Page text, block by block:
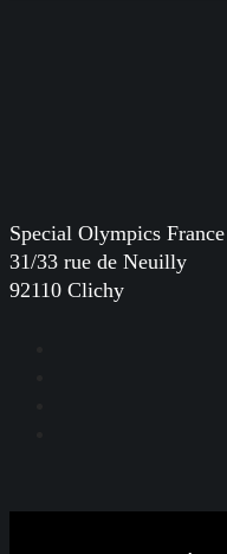
Special Olympics France
31/33 rue de Neuilly
92110 Clichy